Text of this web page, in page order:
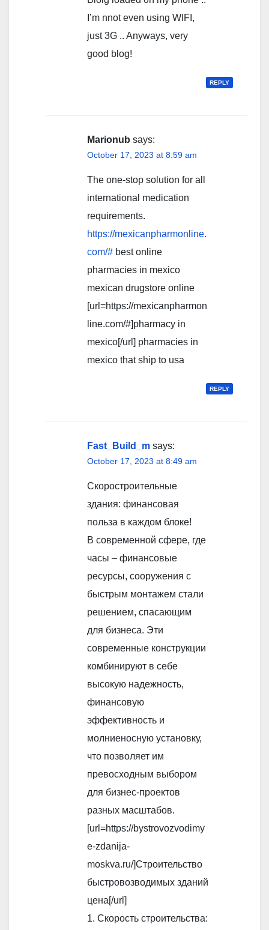
I’m nnot evеn using WIFI,
just 3G .. Anyways, very
good blog!
REPLY
Marionub says:
October 17, 2023 at 8:59 am
The one-stop solution for all
international medication
requirements.
https://mexicanpharmonline.
com/# best online
pharmacies in mexico
mexican drugstore online
[url=https://mexicanpharmon
line.com/#]pharmacy in
mexico[/url] pharmacies in
mexico that ship to usa
REPLY
Fast_Build_m says:
October 17, 2023 at 8:49 am
Скоростроительные
здания: финансовая
польза в каждом блоке!
В современной сфере, где
часы – финансовые
ресурсы, сооружения с
быстрым монтажем стали
решением, спасающим
для бизнеса. Эти
современные конструкции
комбинируют в себе
высокую надежность,
финансовую
эффективность и
молниеносную установку,
что позволяет им
превосходным выбором
для бизнес-проектов
разных масштабов.
[url=https://bystrovozvodimy
e-zdanija-
moskva.ru/]Строительство
быстровозводимых зданий
цена[/url]
1. Скорость строительства: